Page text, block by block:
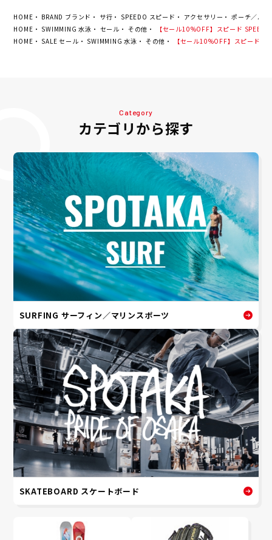
HOME BRAND ブランド サ行 SPEEDO スピード アクセサリー
ポーチ／バ
HOME
SWIMMING 水泳 セール その他
【セール10%OFF】スピード
HOME
SALE セール SWIMMING 水泳 その他 【セール10%OFF】スピード
Category
カテゴリから探す
SURFING サーフィン／マリンスポーツ
SKATEBOARD スケートボード